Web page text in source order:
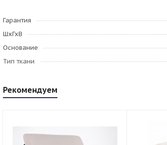
Гарантия
ШхГхВ
Основание
Тип ткани
Рекомендуем